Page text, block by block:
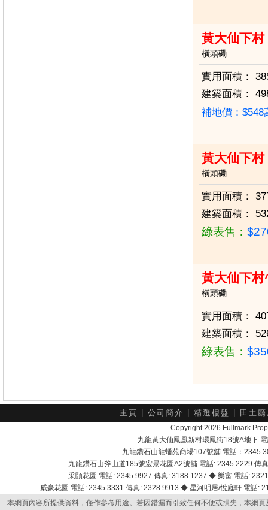
黃大仙下村
橫頭磡
實用面積：
建築面積：
補地價：
黃大仙下
橫頭磡
實用面積：
建築面積：
綠表售：
黃大仙下
橫頭磡
實用面積：
建築面積：
綠表售：
主頁 公司簡介 精選樓盤 田土
Copyright 2026 Fullmark
九龍黃大仙鳳凰新村環鳳街18號A地下
九龍鑽石山龍蟠苑商場107號舖 電話：2345
九龍鑽石山斧山道185號宏景花園A2號舖 電話: 2345 2229
采頣花園 電話: 2345 9927 傳真: 3188 1237 ◆ 樂富 電話:
威豪花園 電話: 2345 3331 傳真: 2328 9913 ◆ 星河明居/悅庭軒 電話
本網頁內容所提供資料，僅作參考用途。若因錯漏而引致任何不便或損失，本網